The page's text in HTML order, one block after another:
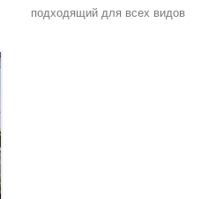
подходящий для всех видов